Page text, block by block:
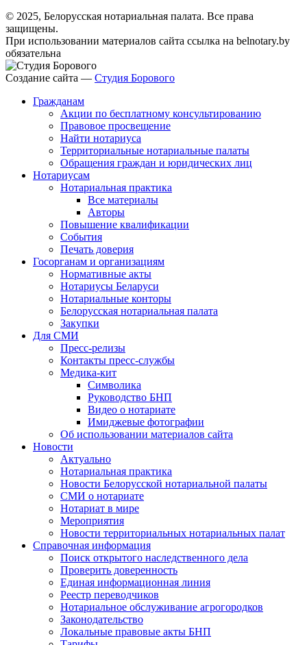
© 2025, Белорусская нотариальная палата. Все права
защищены.
При использовании материалов сайта ссылка на belnotary.by
обязательна
Создание сайта — Студия Борового
Гражданам
Акции по бесплатному консультированию
Правовое просвещение
Найти нотариуса
Территориальные нотариальные палаты
Обращения граждан и юридических лиц
Нотариусам
Нотариальная практика
Все материалы
Авторы
Повышение квалификации
События
Печать доверия
Госорганам и организациям
Нормативные акты
Нотариусы Беларуси
Нотариальные конторы
Белорусская нотариальная палата
Закупки
Для СМИ
Пресс-релизы
Контакты пресс-службы
Медика-кит
Символика
Руководство БНП
Видео о нотариате
Имиджевые фотографии
Об использовании материалов сайта
Новости
Актуально
Нотариальная практика
Новости Белорусской нотариальной палаты
СМИ о нотариате
Нотариат в мире
Мероприятия
Новости территориальных нотариальных палат
Справочная информация
Поиск открытого наследственного дела
Проверить доверенность
Единая информационная линия
Реестр переводчиков
Нотариальное обслуживание агрогородков
Законодательство
Локальные правовые акты БНП